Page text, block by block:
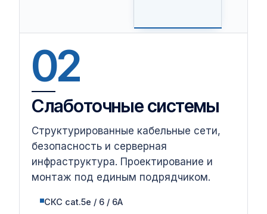
02
Слаботочные системы
Структурированные кабельные сети,
безопасность и серверная
инфраструктура. Проектирование и
монтаж под единым подрядчиком.
СКС cat.5e / 6 / 6A